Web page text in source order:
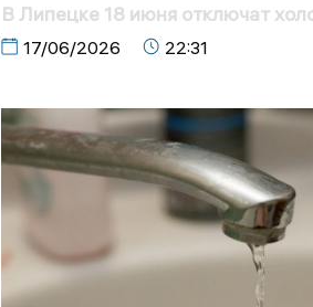
В Липецке 18 июня отключат
17/06/2026 22:31